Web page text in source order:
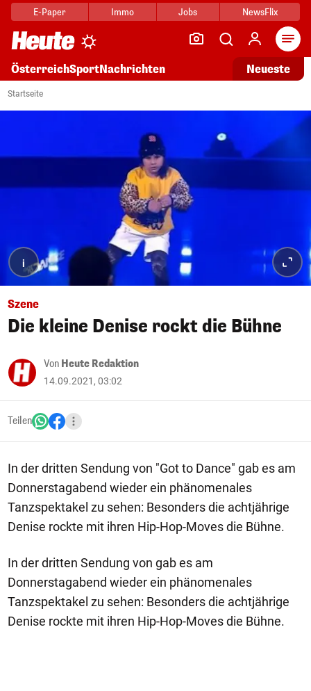
E-Paper Immo Jobs NewsFlix
ÖsterreichSportNachrichten Neueste
Startseite
i
Szene
Die kleine Denise rockt die Bühne
Von Heute Redaktion
14.09.2021, 03:02
Teilen
In der dritten Sendung von "Got to Dance" gab es am
Donnerstagabend wieder ein phänomenales
Tanzspektakel zu sehen: Besonders die achtjährige
Denise rockte mit ihren Hip-Hop-Moves die Bühne.
In der dritten Sendung von gab es am
Donnerstagabend wieder ein phänomenales
Tanzspektakel zu sehen: Besonders die achtjährige
Denise rockte mit ihren Hip-Hop-Moves die Bühne.